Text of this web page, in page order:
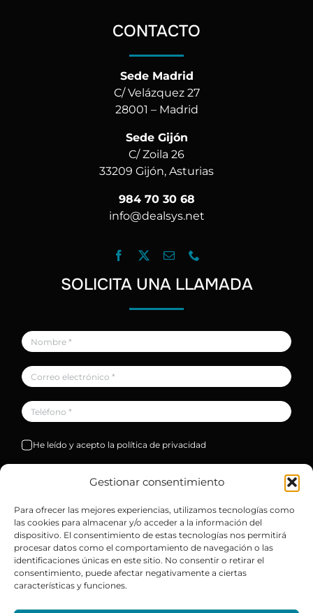
Gestionar consentimiento
Para ofrecer las mejores experiencias, utilizamos tecnologías como
las cookies para almacenar y/o acceder a la información del
dispositivo. El consentimiento de estas tecnologías nos permitirá
procesar datos como el comportamiento de navegación o las
identificaciones únicas en este sitio. No consentir o retirar el
consentimiento, puede afectar negativamente a ciertas
características y funciones.
CONTACTO
Sede Madrid
C/ Velázquez 27
28001 – Madrid
Sede Gijón
C/ Zoila 26
33209 Gijón, Asturias
984 70 30 68
info@dealsys.net
SOLICITA UNA LLAMADA
He leído y acepto la política de privacidad